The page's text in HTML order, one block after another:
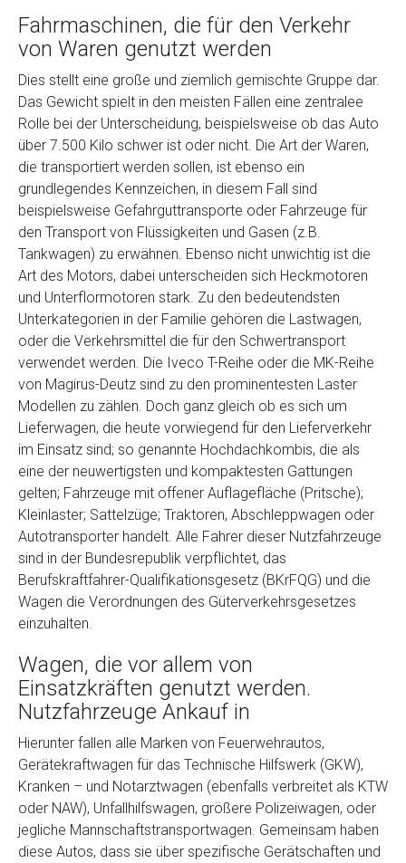
Kilometerstand
Preisvorstellung
Name*
Telefon
Email
PLZ und Ort
Foto Nr. 1
Foto Nr. 2
Foto Nr. 3
Sonstiges
Fertig
Wie viel ist 10+2 ?
Fahrmaschinen, die für den Verkehr
von Waren genutzt werden
Dies stellt eine große und ziemlich gemischte Gruppe dar.
Das Gewicht spielt in den meisten Fällen eine zentralee
Rolle bei der Unterscheidung, beispielsweise ob das Auto
über 7.500 Kilo schwer ist oder nicht. Die Art der Waren,
die transportiert werden sollen, ist ebenso ein
grundlegendes Kennzeichen, in diesem Fall sind
beispielsweise Gefahrguttransporte oder Fahrzeuge für
den Transport von Flüssigkeiten und Gasen (z.B.
Tankwagen) zu erwähnen. Ebenso nicht unwichtig ist die
Art des Motors, dabei unterscheiden sich Heckmotoren
und Unterflormotoren stark. Zu den bedeutendsten
Unterkategorien in der Familie gehören die Lastwagen,
oder die Verkehrsmittel die für den Schwertransport
verwendet werden. Die Iveco T-Reihe oder die MK-Reihe
von Magirus-Deutz sind zu den prominentesten Laster
Modellen zu zählen. Doch ganz gleich ob es sich um
Lieferwagen, die heute vorwiegend für den Lieferverkehr
im Einsatz sind; so genannte Hochdachkombis, die als
eine der neuwertigsten und kompaktesten Gattungen
gelten; Fahrzeuge mit offener Auflagefläche (Pritsche);
Kleinlaster; Sattelzüge; Traktoren, Abschleppwagen oder
Autotransporter handelt. Alle Fahrer dieser Nutzfahrzeuge
sind in der Bundesrepublik verpflichtet, das
Berufskraftfahrer-Qualifikationsgesetz (BKrFQG) und die
Wagen die Verordnungen des Güterverkehrsgesetzes
einzuhalten.
Wagen, die vor allem von
Einsatzkräften genutzt werden.
Nutzfahrzeuge Ankauf in
Hierunter fallen alle Marken von Feuerwehrautos,
Gerätekraftwagen für das Technische Hilfswerk (GKW),
Kranken – und Notarztwagen (ebenfalls verbreitet als KTW
oder NAW), Unfallhilfswagen, größere Polizeiwagen, oder
jegliche Mannschaftstransportwagen. Gemeinsam haben
diese Autos, dass sie über spezifische Gerätschaften und